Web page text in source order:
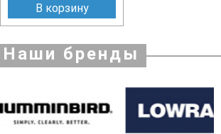
В корзину
Наши бренды